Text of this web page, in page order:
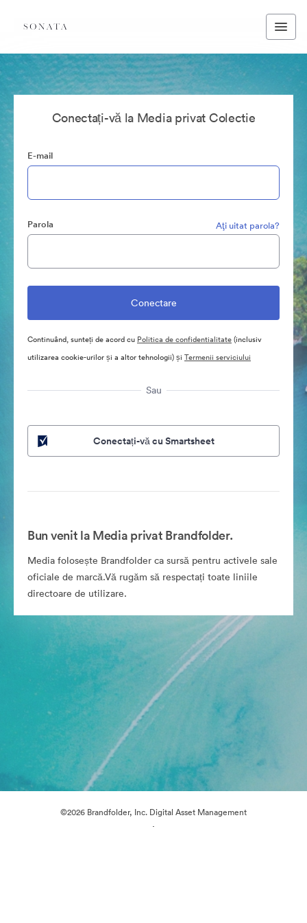
Conectați-vă la Media privat Colectie
E-mail
Parola Aţi uitat parola?
Continuând, sunteți de acord cu Politica de confidentialitate(inclusiv
utilizarea cookie-urilor și a altor tehnologii) și Termenii serviciului
Sau
Conectați-vă cu Smartsheet
Bun venit la Media privat Brandfolder.
Media folosește Brandfolder ca sursă pentru activele sale
oficiale de marcă.Vă rugăm să respectați toate liniile
directoare de utilizare.
©2026 Brandfolder, Inc. Digital Asset Management
·